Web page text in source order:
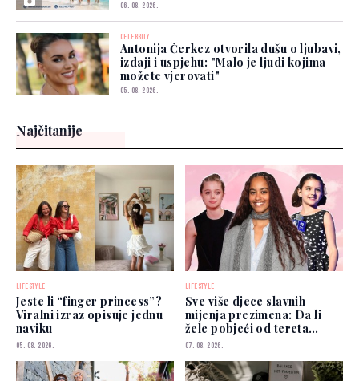
06. 08. 2026.
CELEBRITY
Antonija Čerkez otvorila dušu o ljubavi,
izdaji i uspjehu: "Malo je ljudi kojima
možete vjerovati"
05. 08. 2026.
Najčitanije
LIFESTYLE
Jeste li “finger princess”?
Viralni izraz opisuje jednu
naviku
05. 08. 2026.
LIFESTYLE
Sve više djece slavnih
mijenja prezimena: Da li
žele pobjeći od tereta
poznatih roditelja?
07. 08. 2026.